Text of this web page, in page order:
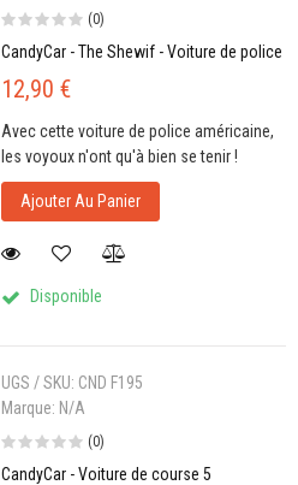
(0)
CandyCar - The Shewif - Voiture de police
12,90 €
Avec cette voiture de police américaine,
les voyoux n'ont qu'à bien se tenir !
Ajouter Au Panier
Disponible
UGS / SKU: CND F195
Marque: N/A
(0)
CandyCar - Voiture de course 5